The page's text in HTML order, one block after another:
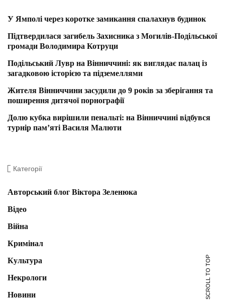
У Ямполі через коротке замикання спалахнув будинок
Підтвердилася загибель Захисника з Могилів-Подільської
громади Володимира Котруци
Подільський Лувр на Вінниччині: як виглядає палац із
загадковою історією та підземеллями
Жителя Вінниччини засудили до 9 років за зберігання та
поширення дитячої порнографії
Долю кубка вирішили пенальті: на Вінниччині відбувся
турнір пам’яті Василя Малюти
Категорії
Авторський блог Віктора Зеленюка
Відео
Війна
Кримінал
Культура
Некрологи
Новини
SCROLL TO TOP